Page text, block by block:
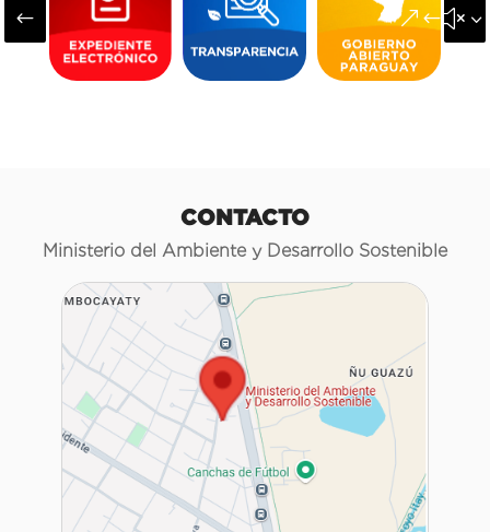
#
CONTACTO
Ministerio del Ambiente y Desarrollo Sostenible